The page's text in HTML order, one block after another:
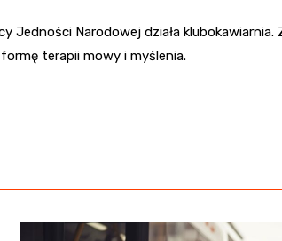
Jedności Narodowej działa klubokawiarnia.
terapii mowy i myślenia.